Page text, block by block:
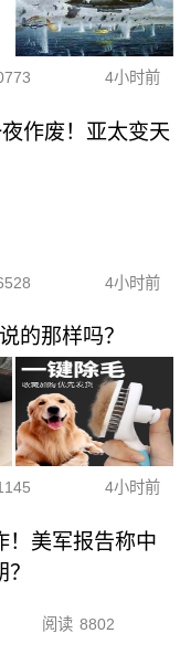
4小时前
作废！亚太变天
4小时前
的那样吗？
4小时前
！美军报告称中
阅读 8802